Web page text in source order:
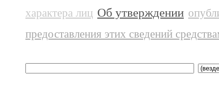
характера лиц Об утверждении
предоставления этих сведений